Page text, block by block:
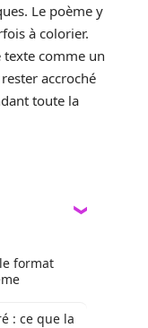
Le poème y
à colorier.
texte comme un
accroché
toute la
format
: ce que la